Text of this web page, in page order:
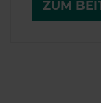
ZUM